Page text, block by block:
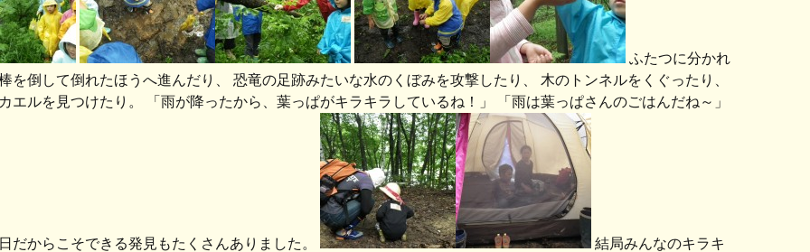
ふたつに分かれ
を倒して倒れたほうへ進んだり、 恐竜の足跡みたいな水のくぼみを攻撃したり、 木のトンネルをくぐったり、
エルを見つけたり。 「雨が降ったから、葉っぱがキラキラしているね！」 「雨は葉っぱさんのごはんだね～」
だからこそできる発見もたくさんありました。
結局みんなのキラキ